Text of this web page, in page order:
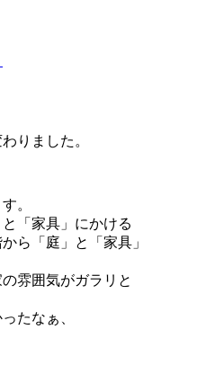
りました。
。
「家具」にかける
ら「庭」と「家具」
雰囲気がガラリと
たなぁ、